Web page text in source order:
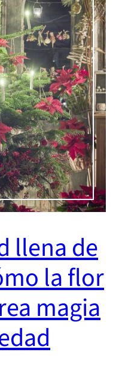
llena de
la flor
magia